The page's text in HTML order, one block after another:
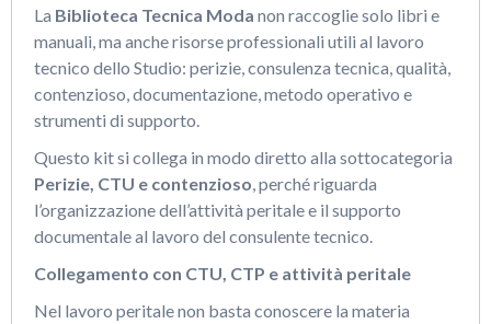
La Biblioteca Tecnica Moda non raccoglie solo libri e
manuali, ma anche risorse professionali utili al lavoro
tecnico dello Studio: perizie, consulenza tecnica, qualità,
contenzioso, documentazione, metodo operativo e
strumenti di supporto.
Questo kit si collega in modo diretto alla sottocategoria
Perizie, CTU e contenzioso , perché riguarda
l’organizzazione dell’attività peritale e il supporto
documentale al lavoro del consulente tecnico.
Collegamento con CTU, CTP e attività peritale
Nel lavoro peritale non basta conoscere la materia